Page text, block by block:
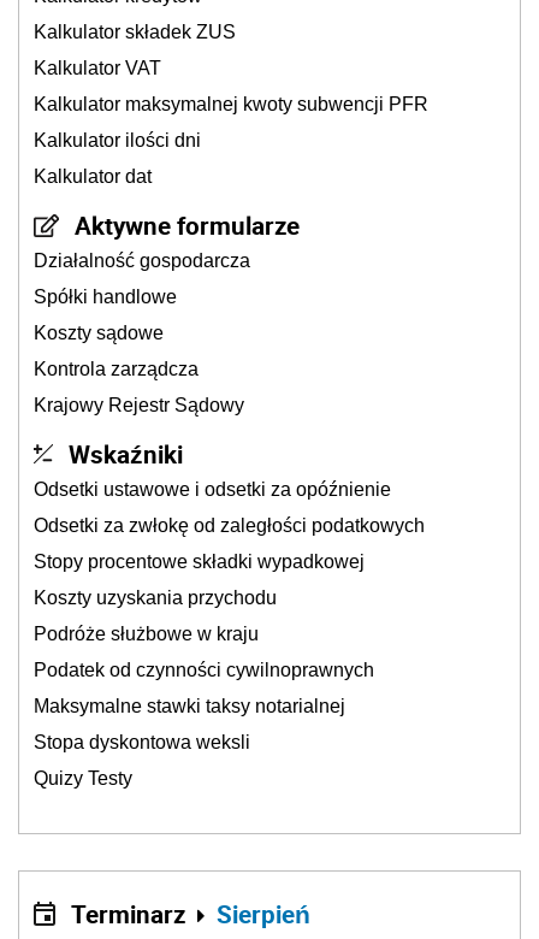
Kalkulator składek ZUS
Kalkulator VAT
Kalkulator maksymalnej kwoty subwencji PFR
Kalkulator ilości dni
Kalkulator dat
Aktywne formularze
Działalność gospodarcza
Spółki handlowe
Koszty sądowe
Kontrola zarządcza
Krajowy Rejestr Sądowy
Wskaźniki
Odsetki ustawowe i odsetki za opóźnienie
Odsetki za zwłokę od zaległości podatkowych
Stopy procentowe składki wypadkowej
Koszty uzyskania przychodu
Podróże służbowe w kraju
Podatek od czynności cywilnoprawnych
Maksymalne stawki taksy notarialnej
Stopa dyskontowa weksli
Quizy Testy
Terminarz Sierpień